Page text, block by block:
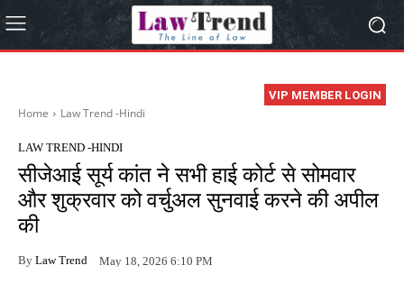
VIP MEMBER LOGIN
Home Law Trend -Hindi
LAW TREND -HINDI
सीजेआई सूर्य कांत ने सभी हाई कोर्ट से सोमवार
और शुक्रवार को वर्चुअल सुनवाई करने की अपील
की
By Law Trend May 18, 2026 6:10 PM